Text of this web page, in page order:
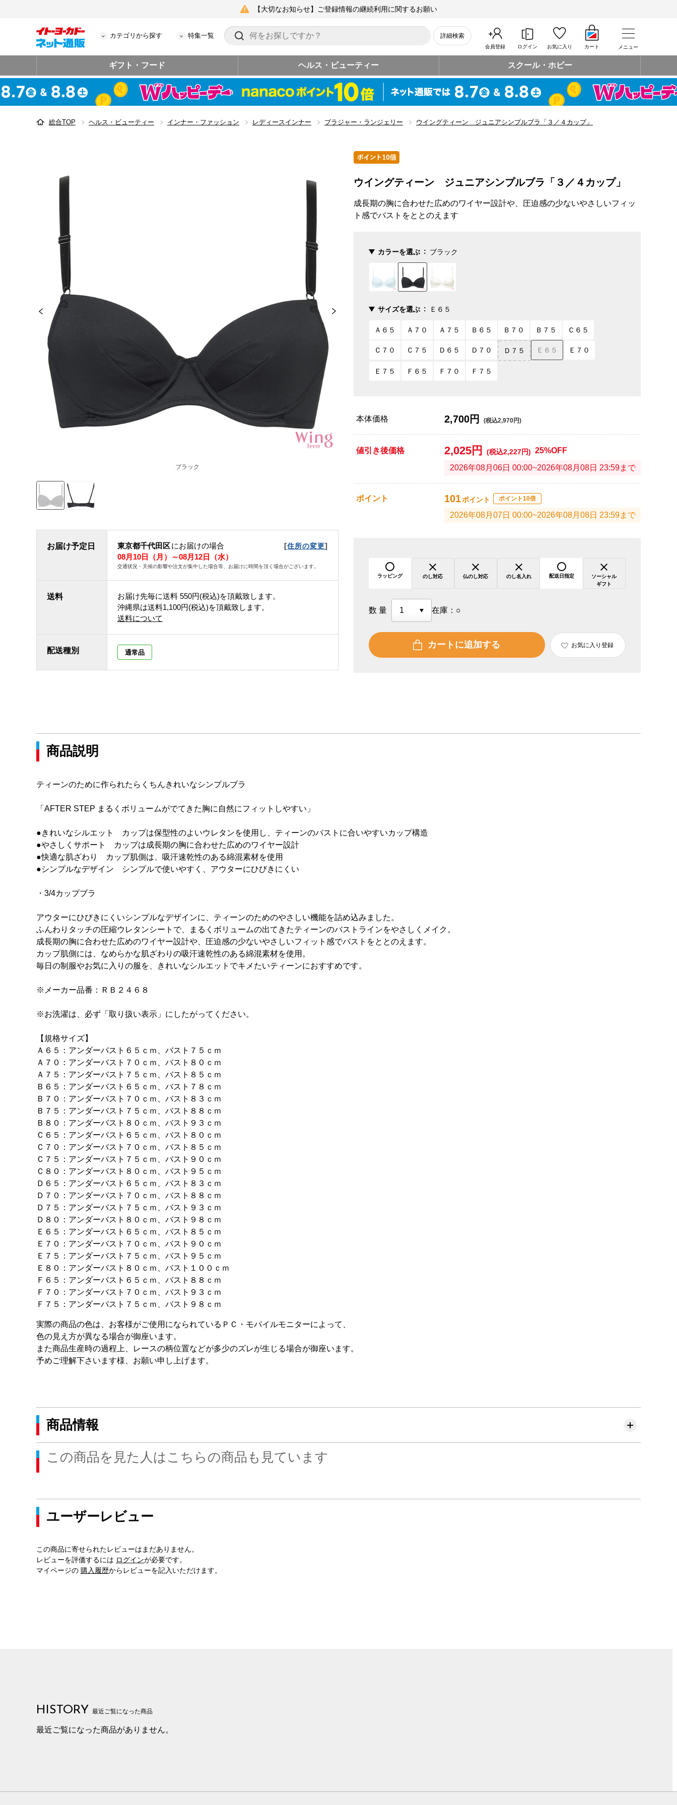
【大切なお知らせ】ご登録情報の継続利用に関するお願い
カテゴリから探す 特集一覧 詳細検索
会員登録 ログイン お気に入り カート メニュー
ギフト・フード ヘルス・ビューティー スクール・ホビー
総合TOP ヘルス・ビューティー インナー・ファッション レディースインナー ブラジャー・ランジェリー ウイングティーン ジュニアシンプルブラ「３／４カップ」
ブラック
お届け予定日 東京都千代田区にお届けの場合 [住所の変更]
08月10日（月）～08月12日（水）
交通状況・天候の影響や注文が集中した場合等、お届けに時間を頂く場合がございます。
送料 お届け先毎に送料 550円(税込)を頂戴致します。
沖縄県は送料1,100円(税込)を頂戴致します。
送料について
配送種別 通常品
ウイングティーン ジュニアシンプルブラ「３／４カップ」
成長期の胸に合わせた広めのワイヤー設計や、圧迫感の少ないやさしいフィッ
ト感でバストをととのえます
カラーを選ぶ ブラック
サイズを選ぶ Ｅ６５
Ａ６５ Ａ７０ Ａ７５ Ｂ６５ Ｂ７０ Ｂ７５ Ｃ６５
Ｃ７０ Ｃ７５ Ｄ６５ Ｄ７０ Ｄ７５ Ｅ６５ Ｅ７０
Ｅ７５ Ｆ６５ Ｆ７０ Ｆ７５
本体価格 2,700円 (税込2,970円)
値引き後価格 2,025円 (税込2,227円) 25%OFF
2026年08月06日 00:00~2026年08月08日 23:59まで
ポイント 101ポイント ポイント10倍
2026年08月07日 00:00~2026年08月08日 23:59まで
ラッピング のし対応 仏のし対応 のし名入れ 配送日指定
ソーシャル
ギフト
数量 在庫： ○
カートに追加する お気に入り登録
商品説明
ティーンのために作られたらくちんきれいなシンプルブラ
「AFTER STEP まるくボリュームがでてきた胸に自然にフィットしやすい」
●きれいなシルエット カップは保型性のよいウレタンを使用し、ティーンのバストに合いやすいカップ構造
●やさしくサポート カップは成長期の胸に合わせた広めのワイヤー設計
●快適な肌ざわり カップ肌側は、吸汗速乾性のある綿混素材を使用
●シンプルなデザイン シンプルで使いやすく、アウターにひびきにくい
・3/4カップブラ
アウターにひびきにくいシンプルなデザインに、ティーンのためのやさしい機能を詰め込みました。
ふんわりタッチの圧縮ウレタンシートで、まるくボリュームの出てきたティーンのバストラインをやさしくメイク。
成長期の胸に合わせた広めのワイヤー設計や、圧迫感の少ないやさしいフィット感でバストをととのえます。
カップ肌側には、なめらかな肌ざわりの吸汗速乾性のある綿混素材を使用。
毎日の制服やお気に入りの服を、きれいなシルエットでキメたいティーンにおすすめです。
※メーカー品番：ＲＢ２４６８
※お洗濯は、必ず「取り扱い表示」にしたがってください。
【規格サイズ】
Ａ６５：アンダーバスト６５ｃｍ、バスト７５ｃｍ
Ａ７０：アンダーバスト７０ｃｍ、バスト８０ｃｍ
Ａ７５：アンダーバスト７５ｃｍ、バスト８５ｃｍ
Ｂ６５：アンダーバスト６５ｃｍ、バスト７８ｃｍ
Ｂ７０：アンダーバスト７０ｃｍ、バスト８３ｃｍ
Ｂ７５：アンダーバスト７５ｃｍ、バスト８８ｃｍ
Ｂ８０：アンダーバスト８０ｃｍ、バスト９３ｃｍ
Ｃ６５：アンダーバスト６５ｃｍ、バスト８０ｃｍ
Ｃ７０：アンダーバスト７０ｃｍ、バスト８５ｃｍ
Ｃ７５：アンダーバスト７５ｃｍ、バスト９０ｃｍ
Ｃ８０：アンダーバスト８０ｃｍ、バスト９５ｃｍ
Ｄ６５：アンダーバスト６５ｃｍ、バスト８３ｃｍ
Ｄ７０：アンダーバスト７０ｃｍ、バスト８８ｃｍ
Ｄ７５：アンダーバスト７５ｃｍ、バスト９３ｃｍ
Ｄ８０：アンダーバスト８０ｃｍ、バスト９８ｃｍ
Ｅ６５：アンダーバスト６５ｃｍ、バスト８５ｃｍ
Ｅ７０：アンダーバスト７０ｃｍ、バスト９０ｃｍ
Ｅ７５：アンダーバスト７５ｃｍ、バスト９５ｃｍ
Ｅ８０：アンダーバスト８０ｃｍ、バスト１００ｃｍ
Ｆ６５：アンダーバスト６５ｃｍ、バスト８８ｃｍ
Ｆ７０：アンダーバスト７０ｃｍ、バスト９３ｃｍ
Ｆ７５：アンダーバスト７５ｃｍ、バスト９８ｃｍ
実際の商品の色は、お客様がご使用になられているＰＣ・モバイルモニターによって、
色の見え方が異なる場合が御座います。
また商品生産時の過程上、レースの柄位置などが多少のズレが生じる場合が御座います。
予めご理解下さいます様、お願い申し上げます。
商品情報
この商品を見た人はこちらの商品も見ています
ユーザーレビュー
この商品に寄せられたレビューはまだありません。
レビューを評価するには ログインが必要です。
マイページの 購入履歴からレビューを記入いただけます。
HISTORY 最近ご覧になった商品
最近ご覧になった商品がありません。